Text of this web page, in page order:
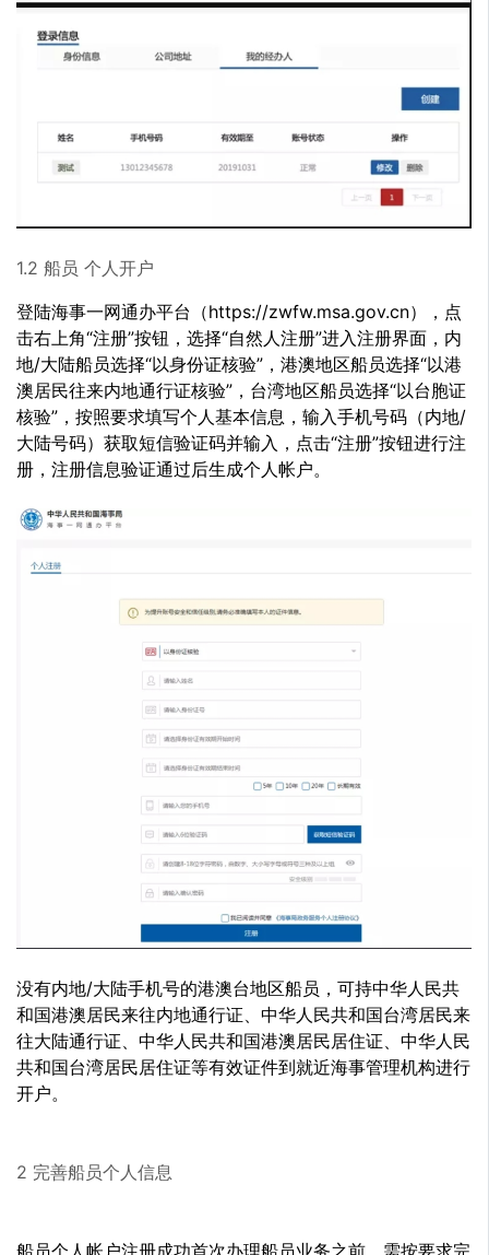
1.2 船员 个人开户
登陆海事一网通办平台（https://zwfw.msa.gov.cn），点
击右上角“注册”按钮，选择“自然人注册”进入注册界面，内
地/大陆船员选择“以身份证核验”，港澳地区船员选择“以港
澳居民往来内地通行证核验”，台湾地区船员选择“以台胞证
核验”，按照要求填写个人基本信息，输入手机号码（内地/
大陆号码）获取短信验证码并输入，点击“注册”按钮进行注
册，注册信息验证通过后生成个人帐户。
没有内地/大陆手机号的港澳台地区船员，可持中华人民共
和国港澳居民来往内地通行证、中华人民共和国台湾居民来
往大陆通行证、中华人民共和国港澳居民居住证、中华人民
共和国台湾居民居住证等有效证件到就近海事管理机构进行
开户。
2 完善船员个人信息
船员个人帐户注册成功首次办理船员业务之前，需按要求完